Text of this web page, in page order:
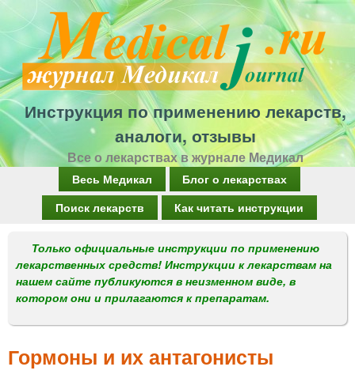
Перейти
к
основному
содержанию
Инструкция по применению лекарств,
аналоги, отзывы
Все о лекарствах в журнале Медикал
н
о
е
м
Весь Медикал
Блог о лекарствах
Поиск лекарств
Как читать инструкции
Только официальные инструкции по применению
лекарственных средств! Инструкции к лекарствам на
нашем сайте публикуются в неизменном виде, в
котором они и прилагаются к препаратам.
Гормоны и их антагонисты